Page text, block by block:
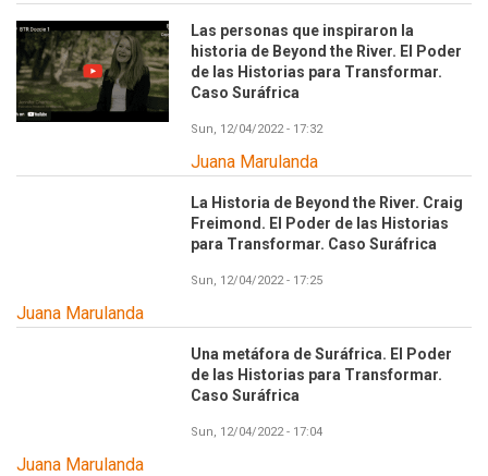
Las personas que inspiraron la
historia de Beyond the River. El Poder
de las Historias para Transformar.
Caso Suráfrica
Sun, 12/04/2022 - 17:32
Juana Marulanda
La Historia de Beyond the River. Craig
Freimond. El Poder de las Historias
para Transformar. Caso Suráfrica
Sun, 12/04/2022 - 17:25
Juana Marulanda
Una metáfora de Suráfrica. El Poder
de las Historias para Transformar.
Caso Suráfrica
Sun, 12/04/2022 - 17:04
Juana Marulanda